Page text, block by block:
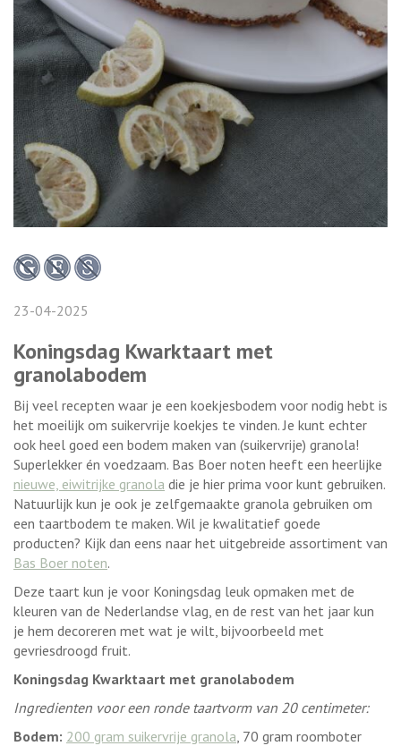
23-04-2025
Koningsdag Kwarktaart met
granolabodem
Bij veel recepten waar je een koekjesbodem voor nodig hebt is
het moeilijk om suikervrije koekjes te vinden. Je kunt echter
ook heel goed een bodem maken van (suikervrije) granola!
Superlekker én voedzaam. Bas Boer noten heeft een heerlijke
nieuwe, eiwitrijke granola die je hier prima voor kunt gebruiken.
Natuurlijk kun je ook je zelfgemaakte granola gebruiken om
een taartbodem te maken. Wil je kwalitatief goede
producten? Kijk dan eens naar het uitgebreide assortiment van
Bas Boer noten.
Deze taart kun je voor Koningsdag leuk opmaken met de
kleuren van de Nederlandse vlag, en de rest van het jaar kun
je hem decoreren met wat je wilt, bijvoorbeeld met
gevriesdroogd fruit.
Koningsdag Kwarktaart met granolabodem
Ingredienten voor een ronde taartvorm van 20 centimeter:
Bodem: 200 gram suikervrije granola , 70 gram roomboter